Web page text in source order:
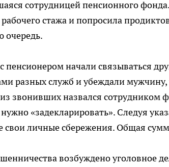
сотрудницей пенсионного
рабочего стажа и попросила
очередь.
пенсионером начали связываться
разных служб и убеждали мужчину,
звонивших назвался сотрудником
«задекларировать». Следуя
свои личные сбережения. Общая
возбуждено уголовное